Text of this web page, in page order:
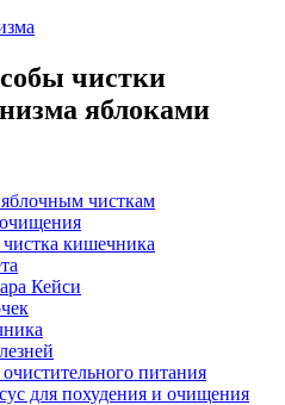
чистки
яблоками
чисткам
кишечника
Кейси
питания
для похудения и очищения